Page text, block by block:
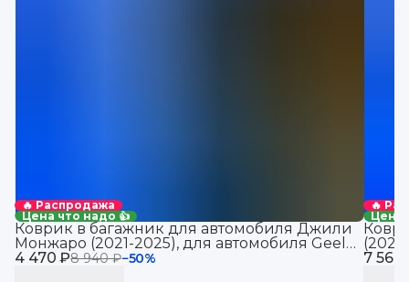
🔥 Распродажа
Цена что надо 👍
4 470 ₽8 940 ₽−50%
Коврик в багажник для автомобиля Джили
Монжаро (2021-2025), для автомобиля Geely
Monjaro, EVA 3D
🔥
Цена
7 560